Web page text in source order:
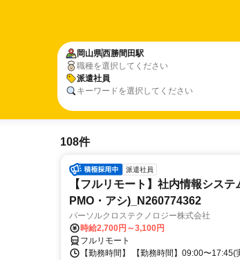
岡山県西勝間田駅
職種を選択してください
派遣社員
キーワードを選択してください
108件
派遣社員
【フルリモート】社内情報シス
PMO・アシ)_N260774362
パーソルクロステクノロジー株式会社
時給2,700円～3,100円
フルリモート
【勤務時間】 【勤務時間】09:00〜17:45(